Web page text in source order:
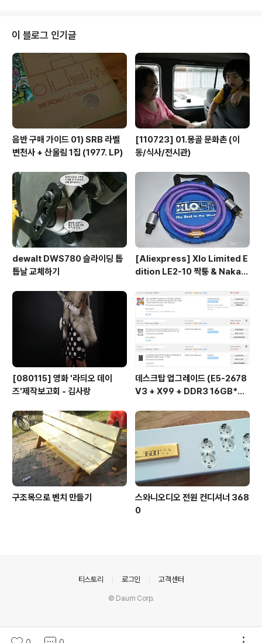
oo's Pop World 코너를 진행하다 이번 개편에 정식 DJ
를 맡게 되었다. 한대수는 자신만의 해박한 음악 지식과 철
학을 가지고 과거의 음악에서부터 최근 주목받는 음악까지
다뤄 프로그램을 통해 대중음악의 흐름과 역사를 알 수 있
는 질 높은 팝송프로그램이 될 것이라..
이 블로그 인기글
음반 구매 가이드 01) SRB 라벨
변천사 + 산울림 1집 (1977. LP)
[110723] 01.몽골 문화촌 (이
동/식사/전시관)
dewalt DWS780 슬라이딩 톱
톱날 교체하기
[Aliexpress] Xlo Limited E
dition LE2-10 짝퉁 & Nakam
[080115] 영화 '라듸오 데이
즈'제작보고회 - 김사랑
데스크탑 업그레이드 (E5-2678
V3 + X99 + DDR3 16GB*
구조목으로 벤치 만들기
스와니오디오 전원 컨디셔너 368
0
티스토리 로그인 고객센터
© Daum Corp.